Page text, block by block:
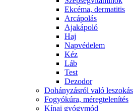
Ekcéma, dermatitis
Arcápolás
Ajakápoló
Haj
Napvédelem
Kéz
Láb
Test
Dezodor
Dohányzásról való leszokás
Fogyókúra, méregtelenítés
Kínai gyógymód